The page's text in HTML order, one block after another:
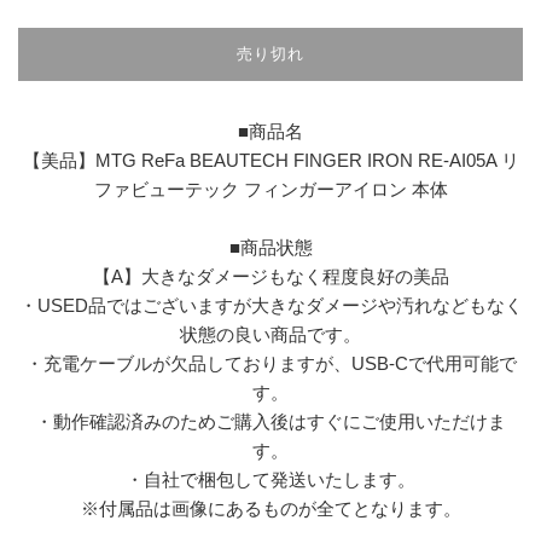
売り切れ
■商品名
【美品】MTG ReFa BEAUTECH FINGER IRON RE-AI05A リ
ファビューテック フィンガーアイロン 本体
■商品状態
【A】大きなダメージもなく程度良好の美品
・USED品ではございますが大きなダメージや汚れなどもなく
状態の良い商品です。
・充電ケーブルが欠品しておりますが、USB-Cで代用可能で
す。
・動作確認済みのためご購入後はすぐにご使用いただけま
す。
・自社で梱包して発送いたします。
※付属品は画像にあるものが全てとなります。